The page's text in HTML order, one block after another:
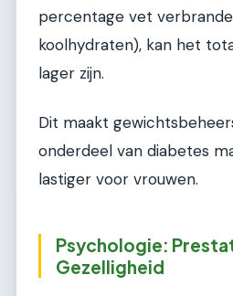
percentage vet
koolhydraten), kan het
lager zijn.
Dit maakt
onderdeel van diabetes
lastiger voor vrouwen.
Psychologie:
Gezelligheid